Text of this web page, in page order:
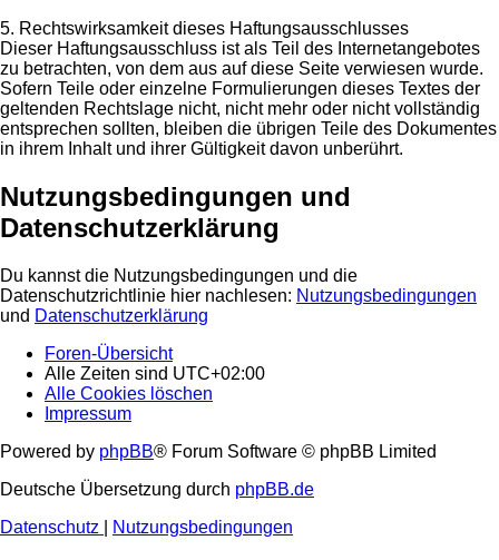
5. Rechtswirksamkeit dieses Haftungsausschlusses
Dieser Haftungsausschluss ist als Teil des Internetangebotes
zu betrachten, von dem aus auf diese Seite verwiesen wurde.
Sofern Teile oder einzelne Formulierungen dieses Textes der
geltenden Rechtslage nicht, nicht mehr oder nicht vollständig
entsprechen sollten, bleiben die übrigen Teile des Dokumentes
in ihrem Inhalt und ihrer Gültigkeit davon unberührt.
Nutzungsbedingungen und
Datenschutzerklärung
Du kannst die Nutzungsbedingungen und die
Datenschutzrichtlinie hier nachlesen: Nutzungsbedingungen
und Datenschutzerklärung
Foren-Übersicht
Alle Zeiten sind UTC+02:00
Alle Cookies löschen
Impressum
Powered by phpBB® Forum Software © phpBB Limited
Deutsche Übersetzung durch phpBB.de
Datenschutz
Nutzungsbedingungen